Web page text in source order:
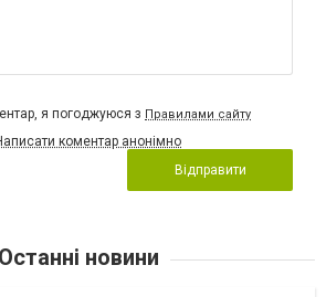
я погоджуюся з Правилами сайту
коментар анонімно
Відправити
Останні новини